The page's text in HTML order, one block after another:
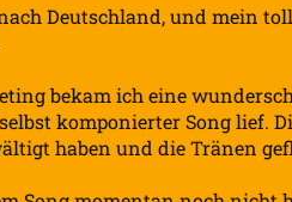
Deutschland, und mein
bekam ich eine
komponierter Song lief.
haben und die Tränen